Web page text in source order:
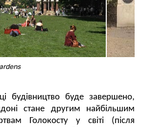
будівництво буде завершено,
стане другим найбільшим
Голокосту у світі (після